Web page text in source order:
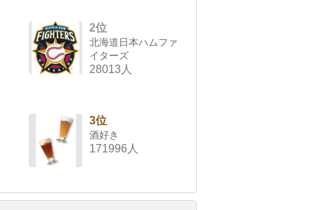
2位
北海道日本ハムファ
イターズ
28013人
3位
酒好き
171996人